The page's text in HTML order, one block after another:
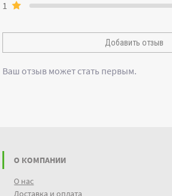
Ваш отзыв может стать первым.
1
Добавить отзыв
О КОМПАНИИ
О нас
Доставка и оплата